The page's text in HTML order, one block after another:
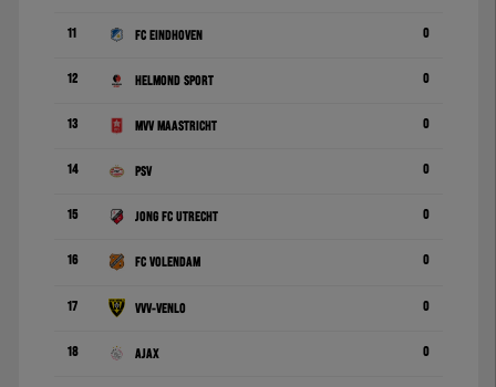
11 FC Eindhoven 0
12 Helmond Sport 0
13 MVV Maastricht 0
14 PSV 0
15 Jong FC Utrecht 0
16 FC Volendam 0
17 VVV-Venlo 0
18 Ajax 0